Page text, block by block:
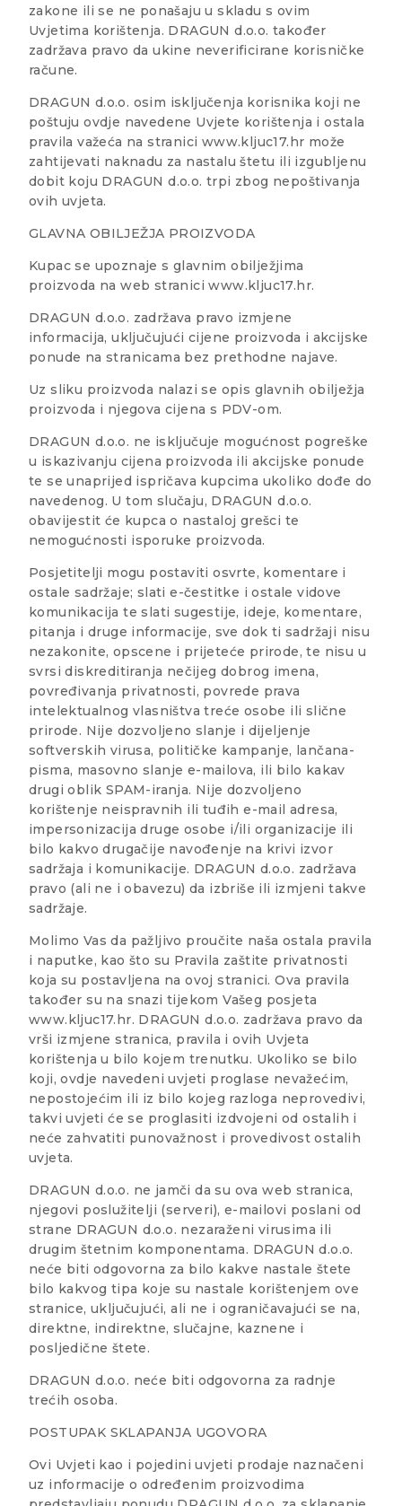
zakone ili se ne ponašaju u skladu s ovim
Uvjetima korištenja. DRAGUN d.o.o. također
zadržava pravo da ukine neverificirane korisničke
račune.
DRAGUN d.o.o. osim isključenja korisnika koji ne
poštuju ovdje navedene Uvjete korištenja i ostala
pravila važeća na stranici www.kljuc17.hr može
zahtijevati naknadu za nastalu štetu ili izgubljenu
dobit koju DRAGUN d.o.o. trpi zbog nepoštivanja
ovih uvjeta.
GLAVNA OBILJEŽJA PROIZVODA
Kupac se upoznaje s glavnim obilježjima
proizvoda na web stranici www.kljuc17.hr.
DRAGUN d.o.o. zadržava pravo izmjene
informacija, uključujući cijene proizvoda i akcijske
ponude na stranicama bez prethodne najave.
Uz sliku proizvoda nalazi se opis glavnih obilježja
proizvoda i njegova cijena s PDV-om.
DRAGUN d.o.o. ne isključuje mogućnost pogreške
u iskazivanju cijena proizvoda ili akcijske ponude
te se unaprijed ispričava kupcima ukoliko dođe do
navedenog. U tom slučaju, DRAGUN d.o.o.
obavijestit će kupca o nastaloj grešci te
nemogućnosti isporuke proizvoda.
Posjetitelji mogu postaviti osvrte, komentare i
ostale sadržaje; slati e-čestitke i ostale vidove
komunikacija te slati sugestije, ideje, komentare,
pitanja i druge informacije, sve dok ti sadržaji nisu
nezakonite, opscene i prijeteće prirode, te nisu u
svrsi diskreditiranja nečijeg dobrog imena,
povređivanja privatnosti, povrede prava
intelektualnog vlasništva treće osobe ili slične
prirode. Nije dozvoljeno slanje i dijeljenje
softverskih virusa, političke kampanje, lančana-
pisma, masovno slanje e-mailova, ili bilo kakav
drugi oblik SPAM-iranja. Nije dozvoljeno
korištenje neispravnih ili tuđih e-mail adresa,
impersonizacija druge osobe i/ili organizacije ili
bilo kakvo drugačije navođenje na krivi izvor
sadržaja i komunikacije. DRAGUN d.o.o. zadržava
pravo (ali ne i obavezu) da izbriše ili izmjeni takve
sadržaje.
Molimo Vas da pažljivo proučite naša ostala pravila
i naputke, kao što su Pravila zaštite privatnosti
koja su postavljena na ovoj stranici. Ova pravila
također su na snazi tijekom Vašeg posjeta
www.kljuc17.hr. DRAGUN d.o.o. zadržava pravo da
vrši izmjene stranica, pravila i ovih Uvjeta
korištenja u bilo kojem trenutku. Ukoliko se bilo
koji, ovdje navedeni uvjeti proglase nevažećim,
nepostojećim ili iz bilo kojeg razloga neprovedivi,
takvi uvjeti će se proglasiti izdvojeni od ostalih i
neće zahvatiti punovažnost i provedivost ostalih
uvjeta.
DRAGUN d.o.o. ne jamči da su ova web stranica,
njegovi poslužitelji (serveri), e-mailovi poslani od
strane DRAGUN d.o.o. nezaraženi virusima ili
drugim štetnim komponentama. DRAGUN d.o.o.
neće biti odgovorna za bilo kakve nastale štete
bilo kakvog tipa koje su nastale korištenjem ove
stranice, uključujući, ali ne i ograničavajući se na,
direktne, indirektne, slučajne, kaznene i
posljedične štete.
DRAGUN d.o.o. neće biti odgovorna za radnje
trećih osoba.
POSTUPAK SKLAPANJA UGOVORA
Ovi Uvjeti kao i pojedini uvjeti prodaje naznačeni
uz informacije o određenim proizvodima